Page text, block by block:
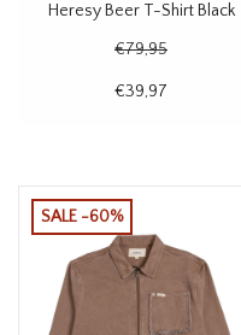
Heresy Beer T-Shirt Black
€79,95
€39,97
SALE -60%